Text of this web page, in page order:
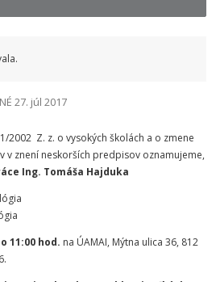
27. júl 2017
2002 Z. z. o vysokých školách a o zmene
v znení neskorších predpisov oznamujeme,
Ing. Tomáša Hajduka
11:00 hod. na ÚAMAI, Mýtna ulica 36, 812